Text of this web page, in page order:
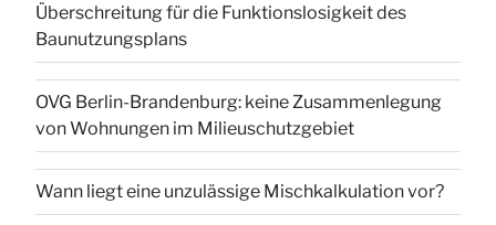
Überschreitung für die Funktionslosigkeit des
Baunutzungsplans
OVG Berlin-Brandenburg: keine Zusammenlegung
von Wohnungen im Milieuschutzgebiet
Wann liegt eine unzulässige Mischkalkulation vor?